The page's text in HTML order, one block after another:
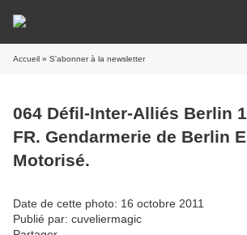
Accueil » S'abonner à la newsletter
064 Défil-Inter-Alliés Berlin
FR. Gendarmerie de Berlin
Motorisé.
Date de cette photo: 16 octobre 2011
Publié par: cuveliermagic